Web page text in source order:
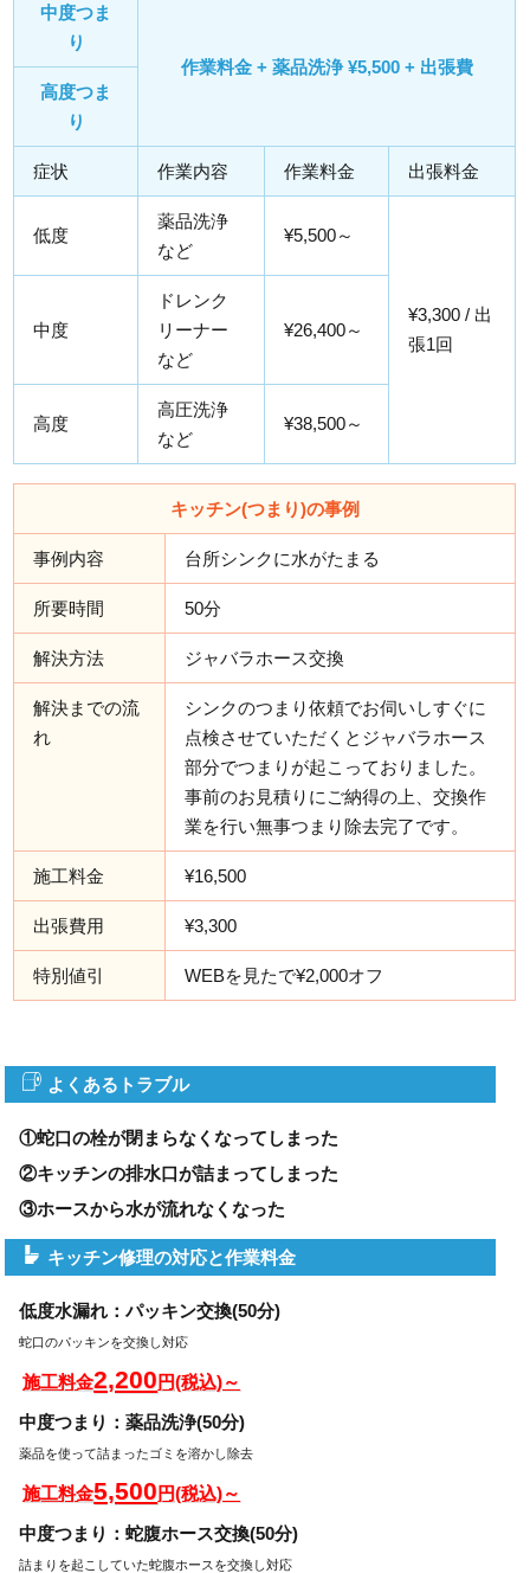
中度つま
り
作業料金 + 薬品洗浄 ¥5,500 + 出張費
高度つま
り
症状 作業内容 作業料金 出張料金
低度
薬品洗浄
など
¥5,500～
¥3,300 / 出
張1回
中度
ドレンク
リーナー
など
¥26,400～
高度
高圧洗浄
など
¥38,500～
キッチン(つまり)の事例
事例内容 台所シンクに水がたまる
所要時間 50分
解決方法 ジャバラホース交換
解決までの流
れ
シンクのつまり依頼でお伺いしすぐに
点検させていただくとジャバラホース
部分でつまりが起こっておりました。
事前のお見積りにご納得の上、交換作
業を行い無事つまり除去完了です。
施工料金 ¥16,500
出張費用 ¥3,300
特別値引 WEBを見たで¥2,000オフ
よくあるトラブル
①蛇口の栓が閉まらなくなってしまった
②キッチンの排水口が詰まってしまった
③ホースから水が流れなくなった
キッチン修理の対応と作業料金
低度水漏れ：パッキン交換(50分)
蛇口のパッキンを交換し対応
施工料金2,200円(税込)～
中度つまり：薬品洗浄(50分)
薬品を使って詰まったゴミを溶かし除去
施工料金5,500円(税込)～
中度つまり：蛇腹ホース交換(50分)
詰まりを起こしていた蛇腹ホースを交換し対応